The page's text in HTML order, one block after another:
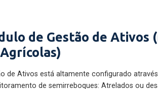
de Gestão de Ativos
de Ativos está altamente configurado
de semirreboques: Atrelados ou